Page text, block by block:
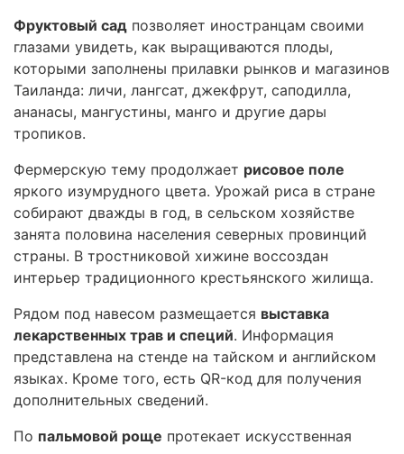
Фруктовый сад позволяет иностранцам своими
глазами увидеть, как выращиваются плоды,
которыми заполнены прилавки рынков и магазинов
Таиланда: личи, лангсат, джекфрут, саподилла,
ананасы, мангустины, манго и другие дары
тропиков.
Фермерскую тему продолжает рисовое поле
яркого изумрудного цвета. Урожай риса в стране
собирают дважды в год, в сельском хозяйстве
занята половина населения северных провинций
страны. В тростниковой хижине воссоздан
интерьер традиционного крестьянского жилища.
Рядом под навесом размещается выставка
лекарственных трав и специй. Информация
представлена на стенде на тайском и английском
языках. Кроме того, есть QR-код для получения
дополнительных сведений.
По пальмовой роще протекает искусственная